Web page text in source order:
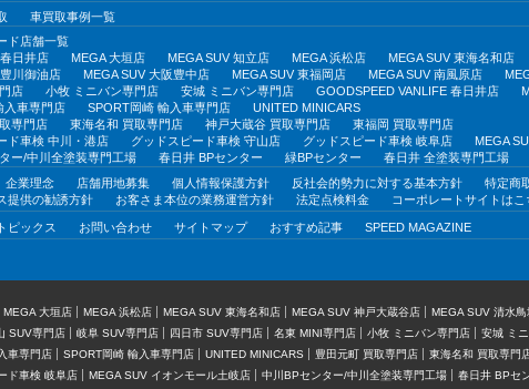
車買取事例一覧
ド店舗一覧
日井店
MEGA 大垣店 MEGA SUV 知立店 MEGA 浜松店 MEGA SUV 東海名和店
川御油店
MEGA SUV 大阪豊中店 MEGA SUV 東福岡店 MEGA SUV 南風原店
店
小牧 ミニバン専門店 安城 ミニバン専門店 GOODSPEED VANLIFE 春日井店
入車専門店
SPORT岡崎 輸入車専門店
UNITED MINICARS
専門店
東海名和 買取専門店 神戸大蔵谷 買取専門店
東福岡 買取専門店
ド車検 中川・港店
グッドスピード車検 守山店 グッドスピード車検 岐阜店
MEGA
ー/中川全塗装専門工場
春日井 BPセンター 緑BPセンター
春日井 全塗装専門工場
企業理念 店舗用地募集 個人情報保護方針 反社会的勢力に対する基本方針 特定商
提供の勧誘方針
お客さま本位の業務運営方針 法定点検料金
コーポレートサイトはこ
ピックス お問い合わせ サイトマップ おすすめ記事 SPEED MAGAZINE
MEGA 大垣店 MEGA 浜松店 MEGA SUV 東海名和店 MEGA SUV 神戸大蔵谷店 MEGA SUV 清水鳥
SUV専門店 岐阜 SUV専門店 四日市 SUV専門店 名東 MINI専門店 小牧 ミニバン専門店 安城 ミ
車専門店 SPORT岡崎 輸入車専門店 UNITED MINICARS 豊田元町 買取専門店 東海名和 買取専門
ド車検 岐阜店
MEGA SUV イオンモール土岐店 中川BPセンター/中川全塗装専門工場 春日井 BPセ